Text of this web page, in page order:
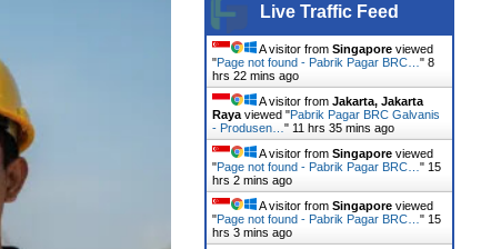
Live Traffic Feed
A visitor fromSingapore viewed
"Page not found - Pabrik Pagar BRC…"8
hrs 22 mins ago
A visitor fromJakarta, Jakarta
Raya viewed "Pabrik Pagar BRC Galvanis
- Produsen…" 11 hrs 35 mins ago
A visitor fromSingapore viewed
"Page not found - Pabrik Pagar BRC…" 15
hrs 2 mins ago
A visitor fromSingapore viewed
"Page not found - Pabrik Pagar BRC…" 15
hrs 3 mins ago